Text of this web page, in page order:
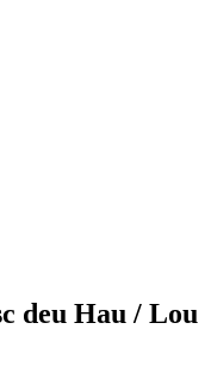
deu Hau / Lou